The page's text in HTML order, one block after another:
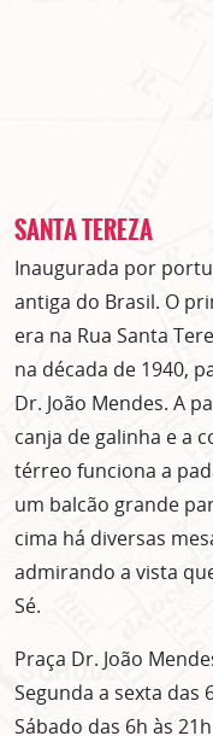
SANTA TEREZA
Inaugurada por
antiga do Brasil. O
era na Rua Santa
na década de 1940,
Dr. João Mendes. A
canja de galinha e a
térreo funciona a
um balcão grande
cima há diversas
admirando a vista
Sé.
Praça Dr. João
Segunda a sexta das
Sábado das 6h às 21h